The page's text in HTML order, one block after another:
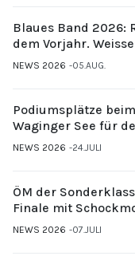
Blaues Band 2026:
dem Vorjahr.
NEWS 2026 05.AUG.
Podiumsplätze
Waginger See für
NEWS 2026 24.JULI
ÖM der
Finale mit
NEWS 2026 07.JULI